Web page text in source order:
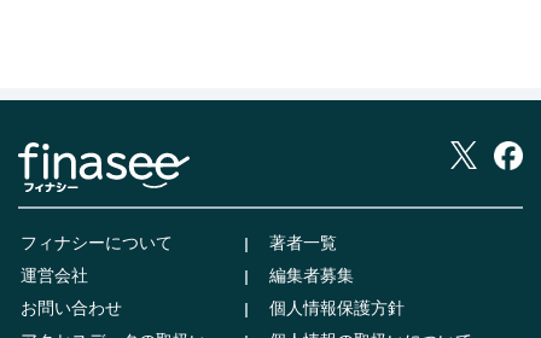
フィナシーについて
著者一覧
運営会社
編集者募集
お問い合わせ
個人情報保護方針